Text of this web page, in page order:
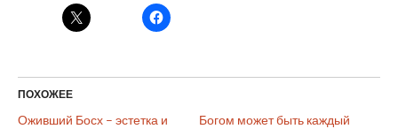
ПОХОЖЕЕ
Оживший Босх – эстетка и
Богом может быть каждый